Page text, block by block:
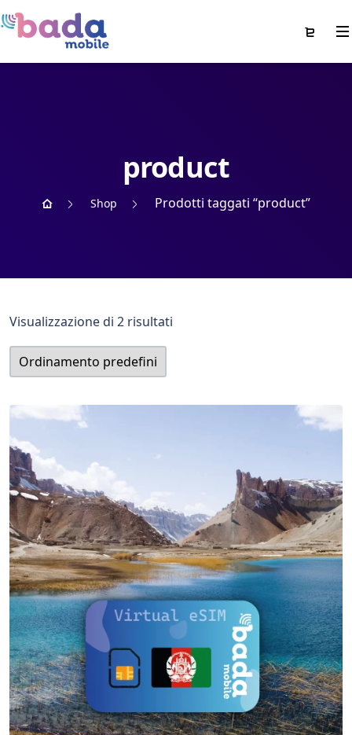
product
Shop Prodotti taggati “product”
Visualizzazione di 2 risultati
View Details